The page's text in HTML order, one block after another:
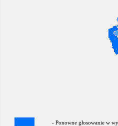
- Ponowne głosowanie w